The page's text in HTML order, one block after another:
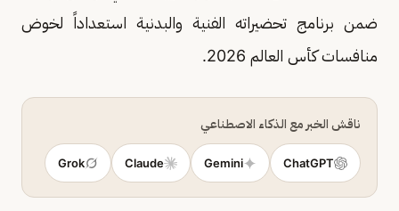
ضمن برنامج تحضيراته الفنية والبدنية استعداداً لخوض
منافسات كأس العالم 2026.
ناقش الخبر مع الذكاء الاصطناعي
ChatGPT
Gemini
Claude
Grok